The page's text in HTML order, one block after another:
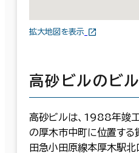
拡大地図を表示
高砂ビルのビ
高砂ビルは、1988年竣
の厚木市中町に位置する
田急小田原線本厚木駅